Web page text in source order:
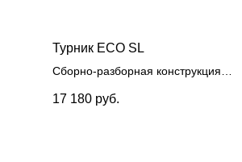
Турник ECO SL
Сборно-разборная конструкция
водостойких стоек и металлических
17 180 руб.